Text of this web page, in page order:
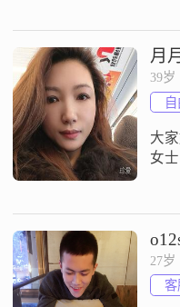
月月
39岁
大
女
元
是
的
真
特
能
27岁